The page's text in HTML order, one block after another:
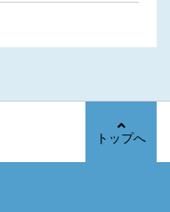
トップへ